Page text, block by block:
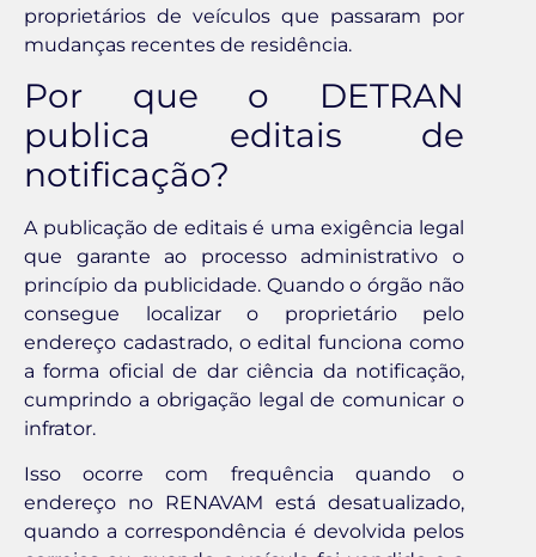
proprietários de veículos que passaram por
mudanças recentes de residência.
Por que o DETRAN
publica editais de
notificação?
A publicação de editais é uma exigência legal
que garante ao processo administrativo o
princípio da publicidade. Quando o órgão não
consegue localizar o proprietário pelo
endereço cadastrado, o edital funciona como
a forma oficial de dar ciência da notificação,
cumprindo a obrigação legal de comunicar o
infrator.
Isso ocorre com frequência quando o
endereço no RENAVAM está desatualizado,
quando a correspondência é devolvida pelos